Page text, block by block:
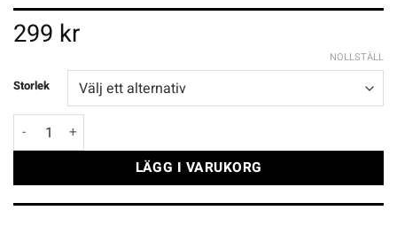
299 kr
Storlek
NOLLSTÄLL
Rebelz Seamless BH Women Gold Standard khaki mängd
LÄGG I VARUKORG